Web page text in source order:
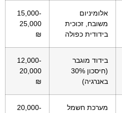
אלומיניום
משובח, זכוכית
בידודית כפולה
15,000-
25,000
₪
בידוד מוגבר
(חיסכון 30%
באנרגיה)
12,000-
20,000
₪
מערכת חשמל
20,000-